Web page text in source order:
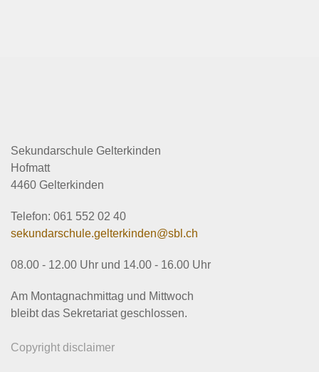
Sekundarschule Gelterkinden
Hofmatt
4460 Gelterkinden
Telefon: 061 552 02 40
sekundarschule.gelterkinden@sbl.ch
08.00 - 12.00 Uhr und 14.00 - 16.00 Uhr
Am Montagnachmittag und Mittwoch
bleibt das Sekretariat geschlossen.
Copyright disclaimer